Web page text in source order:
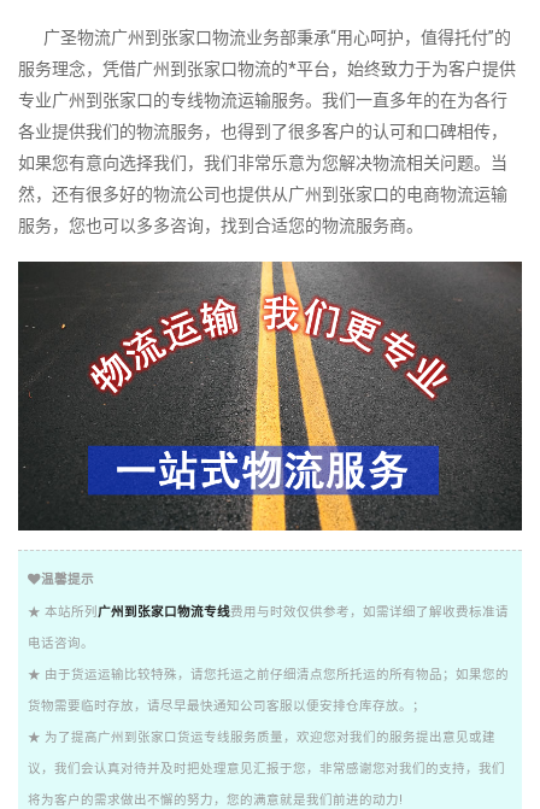
广圣物流广州到张家口物流业务部秉承“用心呵护，值得托付”的
服务理念，凭借广州到张家口物流的*平台，始终致力于为客户提供
专业广州到张家口的专线物流运输服务。我们一直多年的在为各行
各业提供我们的物流服务，也得到了很多客户的认可和口碑相传，
如果您有意向选择我们，我们非常乐意为您解决物流相关问题。当
然，还有很多好的物流公司也提供从广州到张家口的电商物流运输
服务，您也可以多多咨询，找到合适您的物流服务商。
温馨提示
★ 本站所列 广州到张家口物流专线费用与时效仅供参考，如需详细了解收费标准请
电话咨询。
★ 由于货运运输比较特殊，请您托运之前仔细清点您所托运的所有物品；如果您的
货物需要临时存放，请尽早最快通知公司客服以便安排仓库存放。；
★ 为了提高广州到张家口货运专线服务质量，欢迎您对我们的服务提出意见或建
议，我们会认真对待并及时把处理意见汇报于您，非常感谢您对我们的支持，我们
将为客户的需求做出不懈的努力，您的满意就是我们前进的动力!